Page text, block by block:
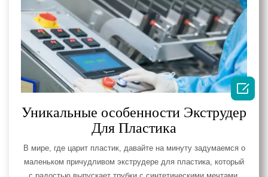
Уникальные особенности Экструдер
Для Пластика
В мире, где царит пластик, давайте на минуту задумаемся о
маленьком причудливом экструдере для пластика, который
